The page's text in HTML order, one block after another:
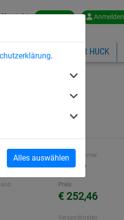
.
Alles auswählen
Kontakt Austria Anmelden
ÜBER HUCK
Artikelnummer
8231-06
Preis
€ 252,46
Versandkosten